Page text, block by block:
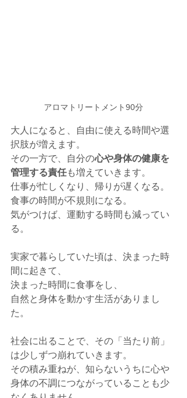
アロマトリートメント90分
大人になると、自由に使える時間や選
択肢が増えます。
その一方で、自分の心や身体の健康を
管理する責任も増えていきます。
仕事が忙しくなり、帰りが遅くなる。
食事の時間が不規則になる。
気がつけば、運動する時間も減ってい
る。
実家で暮らしていた頃は、決まった時
間に起きて、
決まった時間に食事をし、
自然と身体を動かす生活がありまし
た。
社会に出ることで、その「当たり前」
は少しずつ崩れていきます。
その積み重ねが、知らないうちに心や
身体の不調につながっていることも少